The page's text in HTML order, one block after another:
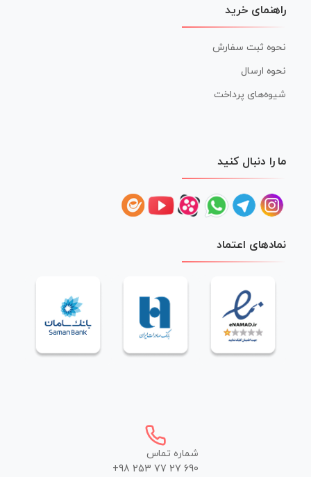
راهنمای خرید
نحوه ثبت سفارش
نحوه ارسال
شیوه‌های پرداخت
ما را دنبال کنید
نمادهای اعتماد
شماره تماس
+98 253 77 27 690